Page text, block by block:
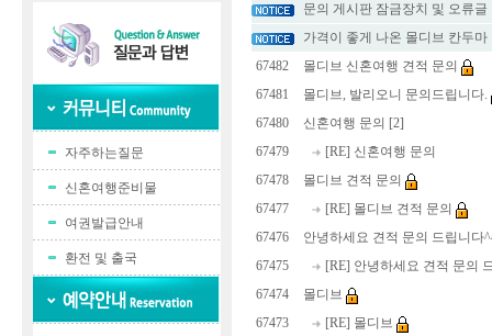
자주하는질문
신혼여행준비물
여권발급안내
환전 및 출국
문의 게시판 잠금장치 및 오류글
가격이 좋게 나온 몰디브 칸두
67482
몰디브 신혼여행 견적 문의
67481
몰디브, 발리오니 문의드립니다.
67480
신혼여행 문의 [2]
67479
[RE] 신혼여행 문의
67478
몰디브 견적 문의
67477
[RE] 몰디브 견적 문의
67476
안녕하세요 견적 문의 드립니다
67475
[RE] 안녕하세요 견적 문의
67474
몰디브
67473
[RE] 몰디브